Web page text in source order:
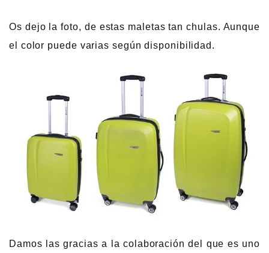
Os dejo la foto, de estas maletas tan chulas. Aunque
el color puede varias según disponibilidad.
Damos las gracias a la colaboración del que es uno